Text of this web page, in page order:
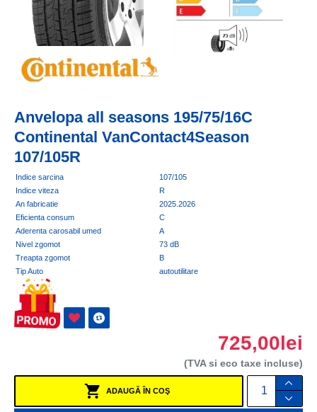
Anvelopa all seasons 195/75/16C
Continental VanContact4Season
107/105R
Indice sarcina
107/105
Indice viteza
R
An fabricatie
2025.2026
Eficienta consum
C
Aderenta carosabil umed
A
Nivel zgomot
73 dB
Treapta zgomot
B
Tip Auto
autoutilitare
725,00lei
(TVA si eco taxe incluse)
ADAUGĂ ÎN COŞ